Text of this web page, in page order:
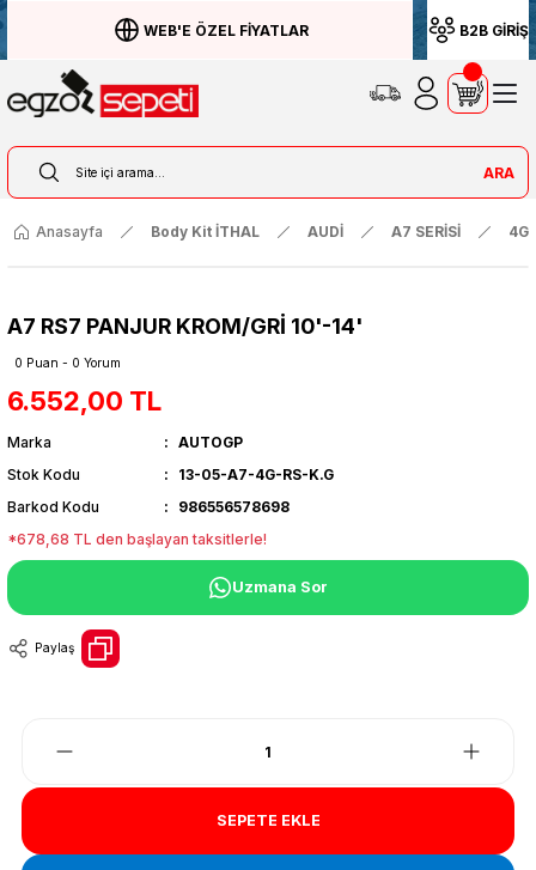
WEB'E ÖZEL FİYATLAR B2B GİRİŞ
ARA
Anasayfa Body Kit İTHAL AUDİ A7 SERİSİ 4G
A7 RS7 PANJUR KROM/GRİ 10'-14'
0 Puan - 0 Yorum
6.552,00 TL
Marka
AUTOGP
Stok Kodu
13-05-A7-4G-RS-K.G
Barkod Kodu
986556578698
*678,68 TL den başlayan taksitlerle!
Uzmana Sor
Paylaş
SEPETE EKLE